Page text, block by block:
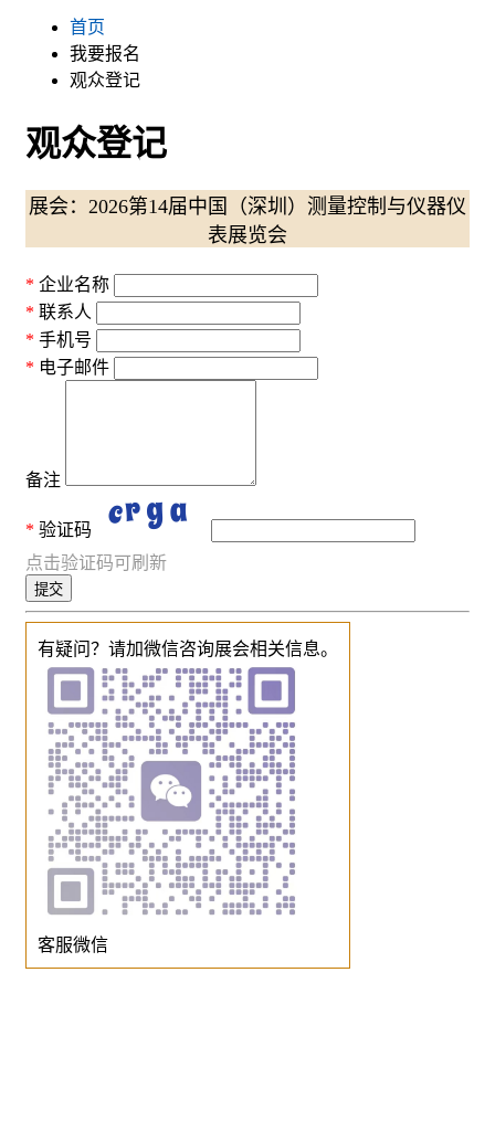
首页
我要报名
观众登记
观众登记
展会：2026第14届中国（深圳）测量控制与仪器仪
表展览会
企业名称
联系人
手机号
电子邮件
备注
验证码
点击验证码可刷新
提交
有疑问？请加微信咨询展会相关信息。
客服微信